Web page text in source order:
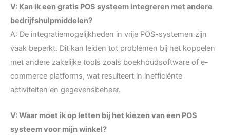
V: Kan ik een gratis POS systeem integreren met andere
bedrijfshulpmiddelen?
A: De integratiemogelijkheden in vrije POS-systemen zijn
vaak beperkt. Dit kan leiden tot problemen bij het koppelen
met andere zakelijke tools zoals boekhoudsoftware of e-
commerce platforms, wat resulteert in inefficiënte
activiteiten en gegevensbeheer.
V: Waar moet ik op letten bij het kiezen van een POS
systeem voor mijn winkel?